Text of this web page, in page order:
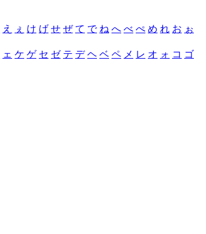
え ぇ け げ せ ぜ て で ね へ べ ぺ め れ お ぉ
ェ ケ ゲ セ ゼ テ デ ヘ ベ ペ メ レ オ ォ コ ゴ